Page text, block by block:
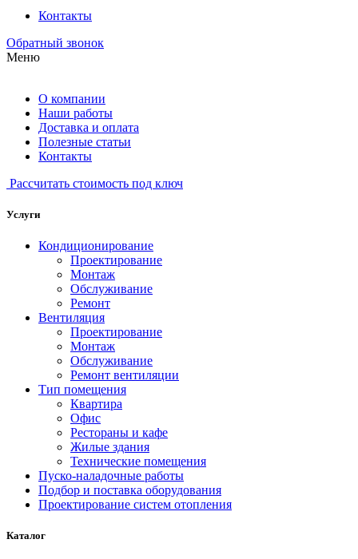
Контакты
Обратный звонок
Меню
О компании
Наши работы
Доставка и оплата
Полезные статьи
Контакты
Рассчитать стоимость под ключ
Услуги
Кондиционирование
Проектирование
Монтаж
Обслуживание
Ремонт
Вентиляция
Проектирование
Монтаж
Обслуживание
Ремонт вентиляции
Тип помещения
Квартира
Офис
Рестораны и кафе
Жилые здания
Технические помещения
Пуско-наладочные работы
Подбор и поставка оборудования
Проектирование систем отопления
Каталог